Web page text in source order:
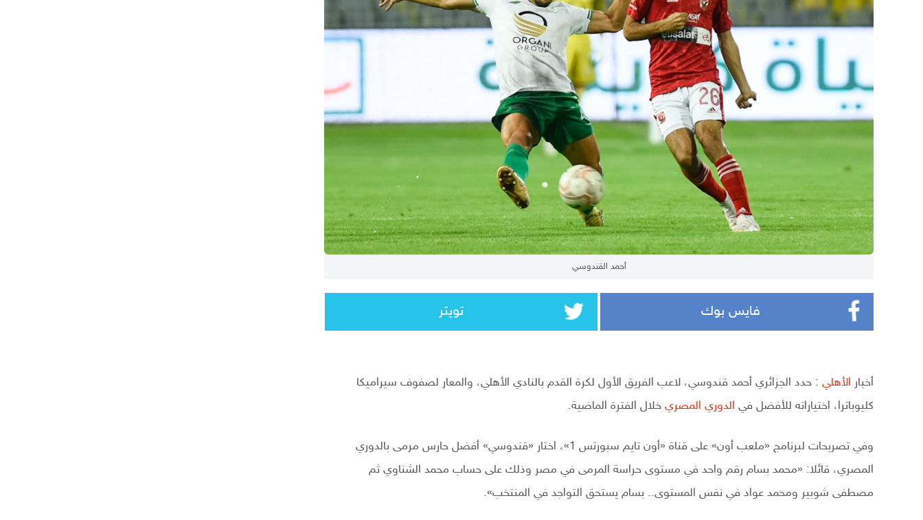
أحمد القندوسي
فايس بوك تويتر
أخبار الأهلي : حدد الجزائري أحمد قندوسي، لاعب الفريق الأول لكرة القدم بالنادي الأهلي، والمعار لصفوف سيراميكا
كليوباترا، اختياراته للأفضل في الدوري المصري خلال الفترة الماضية.
وفي تصريحات لبرنامج «ملعب أون» على قناة «أون تايم سبورتس 1»، اختار «قندوسي» أفضل حارس مرمى بالدوري
المصري، قائلا: «محمد بسام رقم واحد في مستوى حراسة المرمى في مصر وذلك على حساب محمد الشناوي ثم
مصطفى شوبير ومحمد عواد في نفس المستوى.. بسام يستحق التواجد في المنتخب».